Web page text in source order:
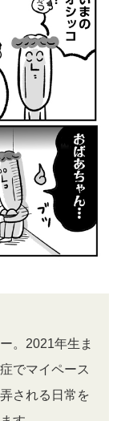
。2021年生ま
でマイペース
される日常を